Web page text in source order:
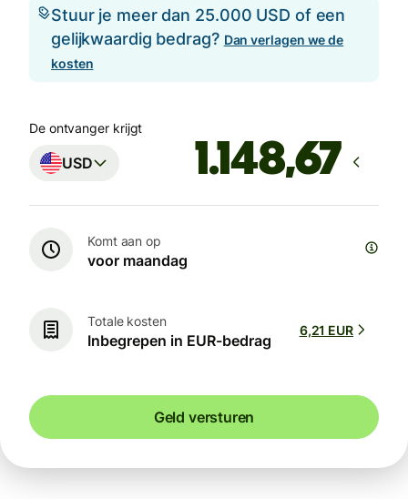
Stuur je meer dan 25.000 USD of een
gelijkwaardig bedrag? Dan verlagen we de
kosten
De ontvanger krijgt
USD
Komt aan op
voor maandag
Totale kosten
Inbegrepen in EUR-bedrag
6,21 EUR
Geld versturen